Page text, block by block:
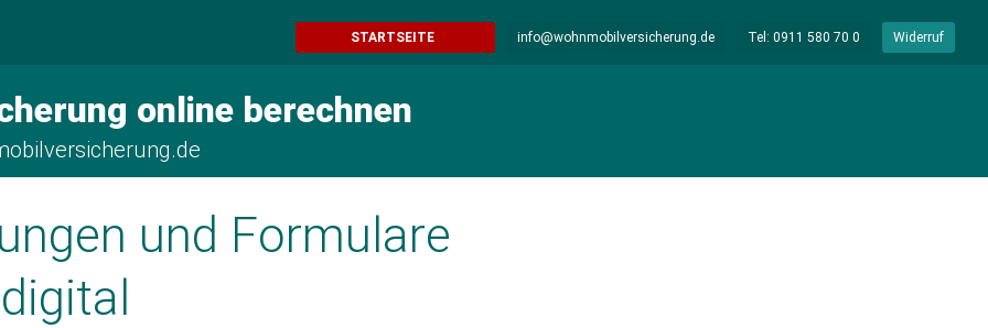
Widerruf
Tel: 0911 580 70 0
info@wohnmobilversicherung.de
STARTSEITE
online berechnen
und Formulare